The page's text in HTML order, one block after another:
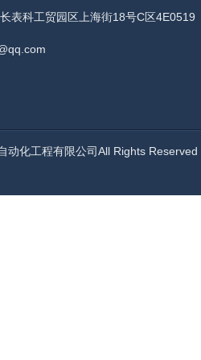
表科工贸园区上海街18号C区4E0519
动化工程有限公司All Rights